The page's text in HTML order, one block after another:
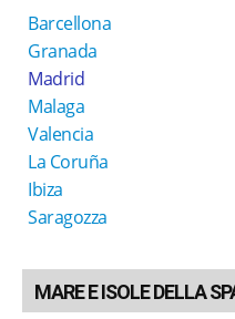
Barcellona
Granada
Madrid
Malaga
Valencia
La Coruña
Ibiza
Saragozza
MARE E ISOLE DELLA